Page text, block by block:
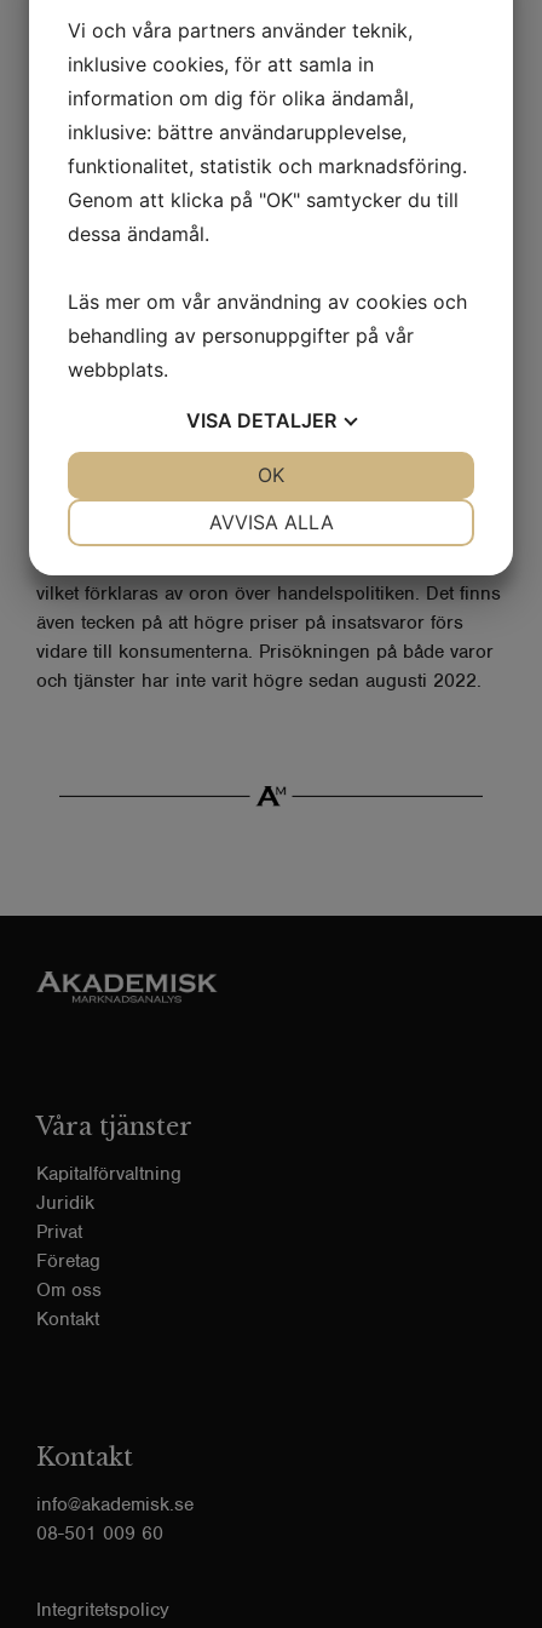
Finansdepartementet som uppdaterade sina prognoser
för 2025 och 2026. I pressmeddelandet förklaras den
svaga inhemska konjunkturen av Vita husets
handelspolitik. Konjunkturåterhämtningen förväntas
drivas av inhemsk efterfrågan vilken stöttas av högre
reallöner, lägre räntor och expansiv finanspolitik.
Återhämtningen på arbetsmarknaden förväntas släpa
efter med en förbättring av sysselsättningen under
2026.
inköpschefsmätningar från USA huvudnumret. Enligt
mätningen går den amerikanska ekonomin starkt både
inom tillverknings- och tjänstesektorn. Det samlade
tjänsteindex föll tillbaka något överträffade
tillverkningsindexet förväntningarna och noterade den
starkaste siffran sedan våren 2022.
På den negativa sidan är de amerikanska företagens
framtidsutsikter fortfarande lägre än vid början av året,
vilket förklaras av oron över handelspolitiken. Det finns
även tecken på att högre priser på insatsvaror förs
vidare till konsumenterna. Prisökningen på både varor
och tjänster har inte varit högre sedan augusti 2022.
Våra tjänster
Kapitalförvaltning
Juridik
Privat
Företag
Om oss
Kontakt
Kontakt
info@akademisk.se
08-501 009 60
Integritetspolicy
Vi och våra partners använder teknik,
inklusive cookies, för att samla in
information om dig för olika ändamål,
inklusive: bättre användarupplevelse,
funktionalitet, statistik och marknadsföring.
Genom att klicka på "OK" samtycker du till
dessa ändamål.
Läs mer om vår användning av cookies och
behandling av personuppgifter på vår
webbplats.
VISA DETALJER
MARKNADSFÖRING STATISTIK
AVVISA ALLA
OK